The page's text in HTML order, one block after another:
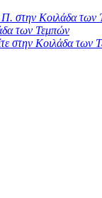
στην Κοιλάδα των
των Τεμπών
στην Κοιλάδα των